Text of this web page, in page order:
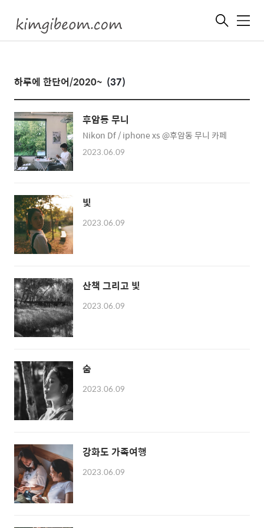
메
하루에 한단어/2020~ (37)
후암동 무니
Nikon Df / iphone xs @후암동 무니 카페
2023.06.09
빛
2023.06.09
산책 그리고 빛
2023.06.09
숨
2023.06.09
강화도 가족여행
2023.06.09